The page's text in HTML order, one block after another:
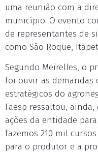
uma reunião com a
município. O evento
de representantes de
como São Roque,
Segundo Meirelles, o
foi ouvir as demandas
estratégicos do
Faesp ressaltou,
ações da entidade
fazemos 210 mil
para o produtor e a